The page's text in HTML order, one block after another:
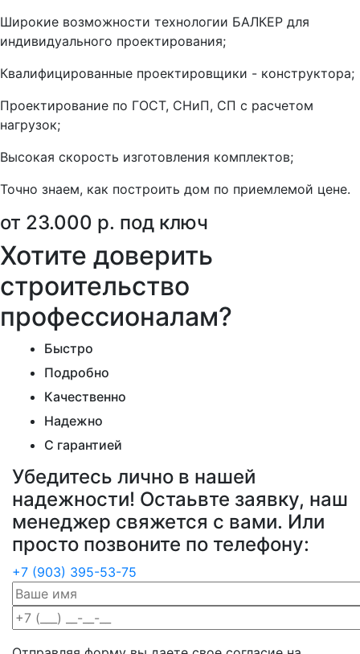
Широкие возможности технологии БАЛКЕР для
индивидуального проектирования;
Квалифицированные проектировщики - конструктора;
Проектирование по ГОСТ, СНиП, СП с расчетом
нагрузок;
Высокая скорость изготовления комплектов;
Точно знаем, как построить дом по приемлемой цене.
от 23.000 р. под ключ
Хотите доверить
строительство
профессионалам?
Быстро
Подробно
Качественно
Надежно
С гарантией
Убедитесь лично в нашей
надежности! Остаьвте заявку, наш
менеджер свяжется с вами. Или
просто позвоните по телефону:
+7 (903) 395-53-75